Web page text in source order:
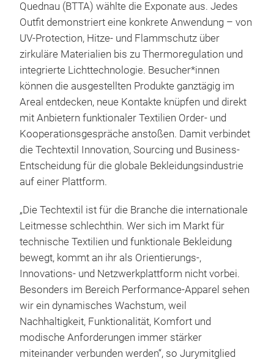
Quednau (BTTA) wählte die Exponate aus. Jedes
Outfit demonstriert eine konkrete Anwendung – von
UV-Protection, Hitze- und Flammschutz über
zirkuläre Materialien bis zu Thermoregulation und
integrierte Lichttechnologie. Besucher*innen
können die ausgestellten Produkte ganztägig im
Areal entdecken, neue Kontakte knüpfen und direkt
mit Anbietern funktionaler Textilien Order- und
Kooperationsgespräche anstoßen. Damit verbindet
die Techtextil Innovation, Sourcing und Business-
Entscheidung für die globale Bekleidungsindustrie
auf einer Plattform.
„Die Techtextil ist für die Branche die internationale
Leitmesse schlechthin. Wer sich im Markt für
technische Textilien und funktionale Bekleidung
bewegt, kommt an ihr als Orientierungs-,
Innovations- und Netzwerkplattform nicht vorbei.
Besonders im Bereich Performance-Apparel sehen
wir ein dynamisches Wachstum, weil
Nachhaltigkeit, Funktionalität, Komfort und
modische Anforderungen immer stärker
miteinander verbunden werden“, so Jurymitglied